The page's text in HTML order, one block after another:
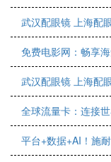
武汉配眼镜 上海配
免费电影网：畅享
武汉配眼镜 上海配
全球流量卡：连接
平台+数据+AI！施